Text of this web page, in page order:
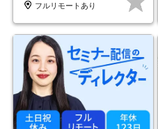
フルリモートあり